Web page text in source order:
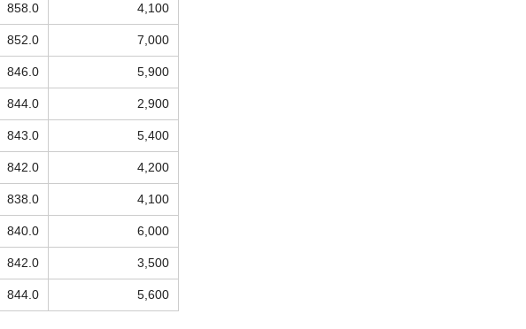
858.0 4,100
852.0 7,000
846.0 5,900
844.0 2,900
843.0 5,400
842.0 4,200
838.0 4,100
840.0 6,000
842.0 3,500
844.0 5,600